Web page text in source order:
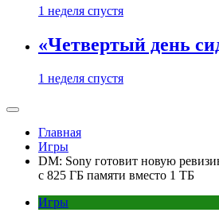
1 неделя спустя
«Четвертый день
1 неделя спустя
Главная
Игры
DM: Sony готовит новую
c 825 ГБ памяти вместо 1 ТБ
Игры